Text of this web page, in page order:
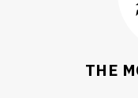
THE